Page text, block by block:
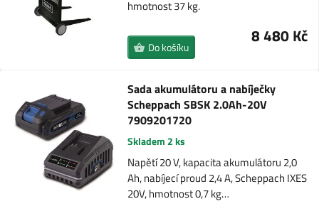
hmotnost 37 kg.
8 480 Kč
Do košíku
Sada akumulátoru a nabíječky
Scheppach SBSK 2.0Ah-20V
7909201720
Skladem 2 ks
Napětí 20 V, kapacita akumulátoru 2,0
Ah, nabíjecí proud 2,4 A, Scheppach IXES
20V, hmotnost 0,7 kg…